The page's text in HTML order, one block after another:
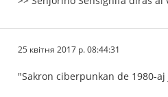
25 квітня 2017 р. 08:44:31
"Sakron ciberpunkan de 1980-